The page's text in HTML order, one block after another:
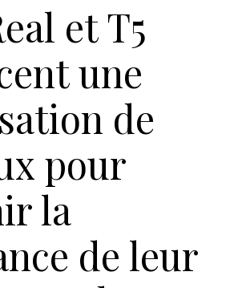
et T5
une
de
pour
la
de leur